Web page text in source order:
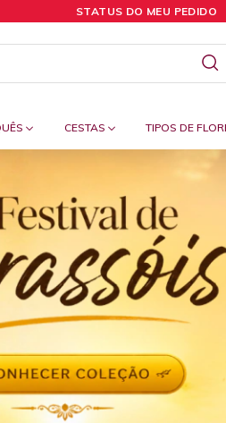
STATUS DO MEU PEDIDO
CESTAS TIPOS DE